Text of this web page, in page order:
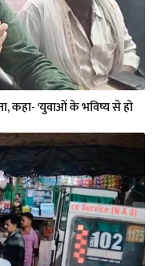
कहा- ‘युवाओं के भविष्य से हो